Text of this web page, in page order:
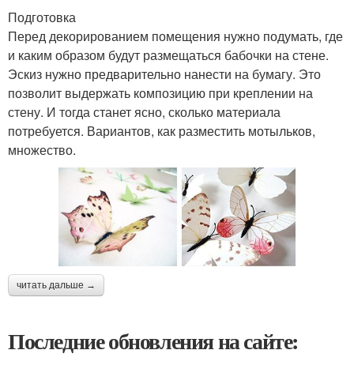
Подготовка
Перед декорированием помещения нужно подумать, где
и каким образом будут размещаться бабочки на стене.
Эскиз нужно предварительно нанести на бумагу. Это
позволит выдержать композицию при креплении на
стену. И тогда станет ясно, сколько материала
потребуется. Вариантов, как разместить мотыльков,
множество.
читать дальше →
Последние обновления на сайте: